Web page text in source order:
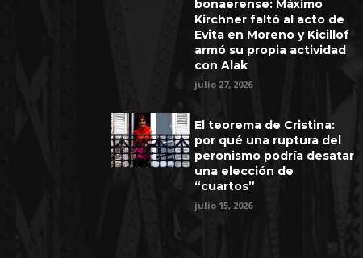
bonaerense: Máximo
Kirchner faltó al acto de
Evita en Moreno y Kicillof
armó su propia actividad
con Alak
julio 27, 2026
El teorema de Cristina:
por qué una ruptura del
peronismo podría desatar
una elección de
“cuartos”
julio 15, 2026